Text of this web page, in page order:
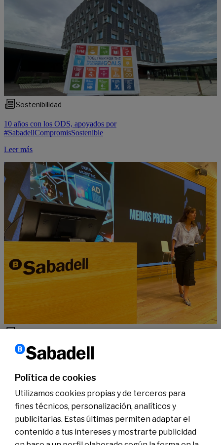
Sostenibilidad
10 años con los ODS, apoyados por
#SabadellCompromisSostenible
Leer más
Ciclo DisruptIA con M. González Ortín – Cómo proteger la
reputación de marca en la era de IAs
Leer más
Conócenos
Sala de Prensa
Actualidad
Política de cookies
Utilizamos cookies propias y de terceros para
fines técnicos, personalización, analíticos y
publicitarias. Estas últimas permiten adaptar el
contenido a tus intereses y mostrarte publicidad